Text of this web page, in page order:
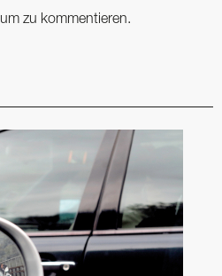
um zu kommentieren.